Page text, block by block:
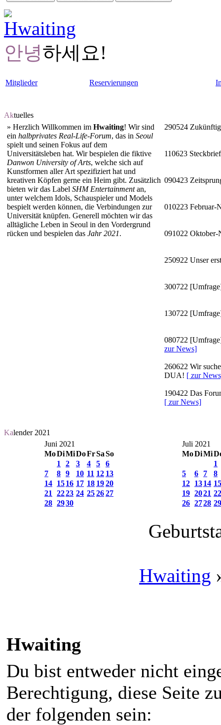
안녕하세요!
Mitglieder Reservierungen
Aktuelles
» Herzlich Willkommen im Hwaiting! Wir sind
ein halbprivates Real-Life-Forum, das in Seoul
spielt und seinen Fokus auf dem
Universitätsleben hat. Wir bespielen die fiktive
Danwon University of Arts, welche sich auf
Kunstformen aller Art spezifiziert hat und
kreativen Köpfen gerne ein Heim gibt. Zusätzlich
bieten wir das Label SHM Entertainmentan,
unter welchem Idols, Schauspieler und Models
bespielt werden können, die Verbindungen zur
Universität knüpfen. Generell möchten wir das
alltägliche Leben in Seoul in den Vordergrund
rücken und bespielen das Jahr 2021.
290524
110623
090423
010223 Februar-
091022
250922 Unser
300722
130722
080722
zur News]
260622 Wir
DUA! [ zur
190422 Das
[ zur News]
Kalender 2021
Juni 2021
MoDiMiDoFrSaSo
1
2 3 4 5
6
7
8 9 10 11 12 13
14 1516 17 18 1920
21
2223 24 252627
28 2930
Juli 2021
MoDiMi
1
5
6 7
8
12 1314 15
19 2021 22
26 2728 29
Hwaiting
Hwaiting
Du bist entweder nicht
Berechtigung, diese Seite
der folgenden sein: